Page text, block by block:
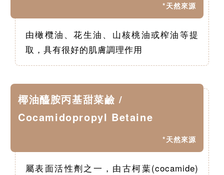
*天然來源
由橄欖油、花生油、山核桃油或榨油等提
取，具有很好的肌膚調理作用
椰油醯胺丙基甜菜鹼 /
Cocamidopropyl Betaine
*天然來源
屬表面活性劑之一，由古柯葉(cocamide)